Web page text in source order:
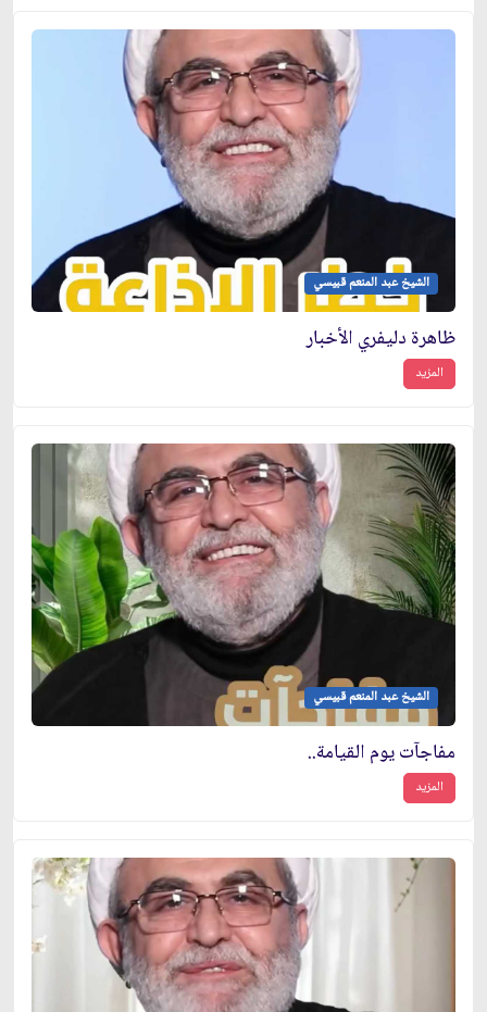
الشيخ عبد المنعم قبيسي
ظاهرة دليفري الأخبار
المزيد
الشيخ عبد المنعم قبيسي
مفاجآت يوم القيامة..
المزيد